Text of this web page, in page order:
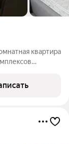
квартира